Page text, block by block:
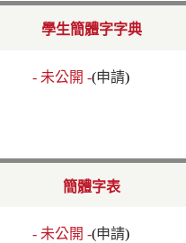
學生簡體字字典
- 未公開 -(申請)
簡體字表
- 未公開 -(申請)